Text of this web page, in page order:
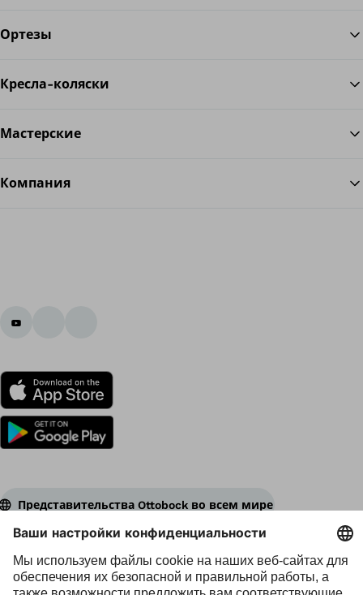
Ортезы
Кресла-коляски
Мастерские
Компания
Представительства Ottobock во всем мире
Авторское право принадлежит Ottobock